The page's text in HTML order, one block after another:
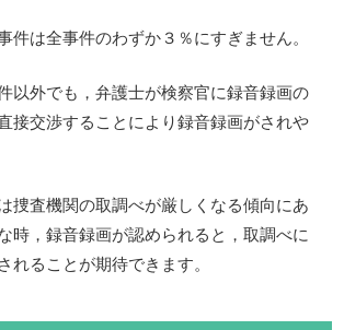
件は全事件のわずか３％にすぎません。
以外でも，弁護士が検察官に録音録画の
接交渉することにより録音録画がされや
捜査機関の取調べが厳しくなる傾向にあ
時，録音録画が認められると，取調べに
れることが期待できます。